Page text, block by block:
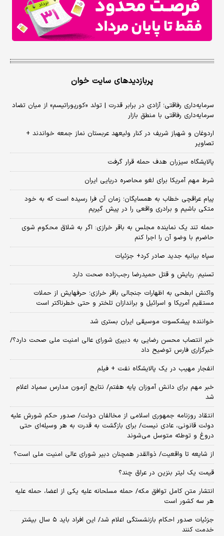
پربازدیدهای سایت خوان
سرمایه‌داری رفاقتی؛ آزادی در برابر قدرت | تولد «کورپوراتیسم» از میان تضاد
سرمایه‌داری رفاقتی با منطق بازار
اردوغان و شهباز شریف در کنار ولیعهد عربستان نماز جمعه خواندند +
تصاویر
پالایشگاه سیزران هدف حمله قرار گرفت
شرط مهم آمریکا برای لغو محاصره دریایی ایران
پیام عراقچی خطاب به همسایگان؛ زمان آن فرا رسیده است که به خود
متکی باشیم و برادری واقعی را در پیش گیریم
حمله تند یک نماینده مجلس به باقر خرازی: اگر به شلاق محکوم شوی
حاضرم با وضو آن را اجرا کنم
سپاه بیانیه جدید صادر کرد+ جزئیات
تسنیم: ربایش و قتل حمیدرضا رجب‌زاده صحت دارد
واکنش ابطحی به اظهارات جنجالی باقر خرازی؛ حرفهایش از حملات
مستقیم آمریکا و اسرائیل و براندازان تلختر و حتی خطرناکتر است
خواننده پیشکسوت موسیقی ایران بستری شد
خبر انتصاب محسن رضایی به دبیری شورای عالی امنیت ملی صحت دارد؟/
خبرگزاری فارس توضیح داد
انفجار مهیب در یک پالایشگاه نفت + فیلم
خبر مهم برای دانش آموزان پایه هفتم/ نتایج آزمون مدارس سمپاد اعلام
شد
انتقاد روزنامه جمهوری اسلامی از مخالفان دولت/ صدور حکم شورش علیه
دولت قانونی، عادی نیست/ برای بازگشت به قدرت به هر وسیله‌ای حتی
دروغ و توطئه متوسل می‌شوند
از شایعه تا واقعیت/ ذوالقدر همچنان دبیر شورای ‌عالی امنیت ملی است؟
قیمت یک لیتر بنزین در عراق چند؟
انتشار متن کامل توافق مکه/ حمله مسلحانه علیه یکی از اعضا، حمله علیه
هر سه کشور است
جزئیات صدور احکام بازنشستگی اعلام شد/ این افراد باید ۵ سال بیشتر
خدمت کنند